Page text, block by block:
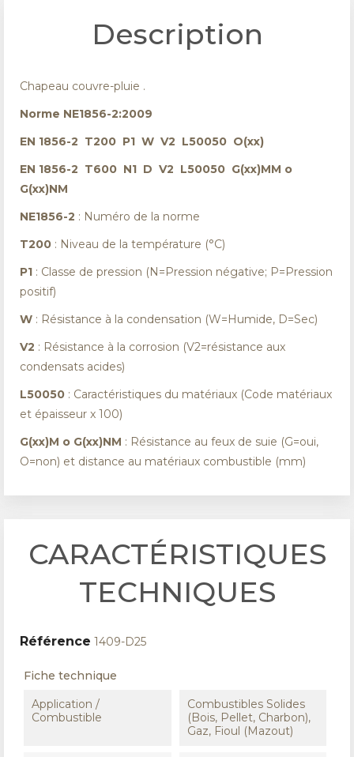
Description
Chapeau couvre-pluie .
Norme NE1856-2:2009
EN 1856-2 T200 P1 W V2 L50050 O(xx)
EN 1856-2 T600 N1 D V2 L50050 G(xx)MM o
G(xx)NM
NE1856-2 : Numéro de la norme
T200 : Niveau de la température (°C)
P1 : Classe de pression (N=Pression négative; P=Pression
positif)
W : Résistance à la condensation (W=Humide, D=Sec)
V2 : Résistance à la corrosion (V2=résistance aux
condensats acides)
L50050 : Caractéristiques du matériaux (Code matériaux
et épaisseur x 100)
G(xx)M o G(xx)NM : Résistance au feux de suie (G=oui,
O=non) et distance au matériaux combustible (mm)
CARACTÉRISTIQUES
TECHNIQUES
Référence 1409-D25
Fiche technique
Application /
Combustible
Combustibles Solides
(Bois, Pellet, Charbon),
Gaz, Fioul (Mazout)